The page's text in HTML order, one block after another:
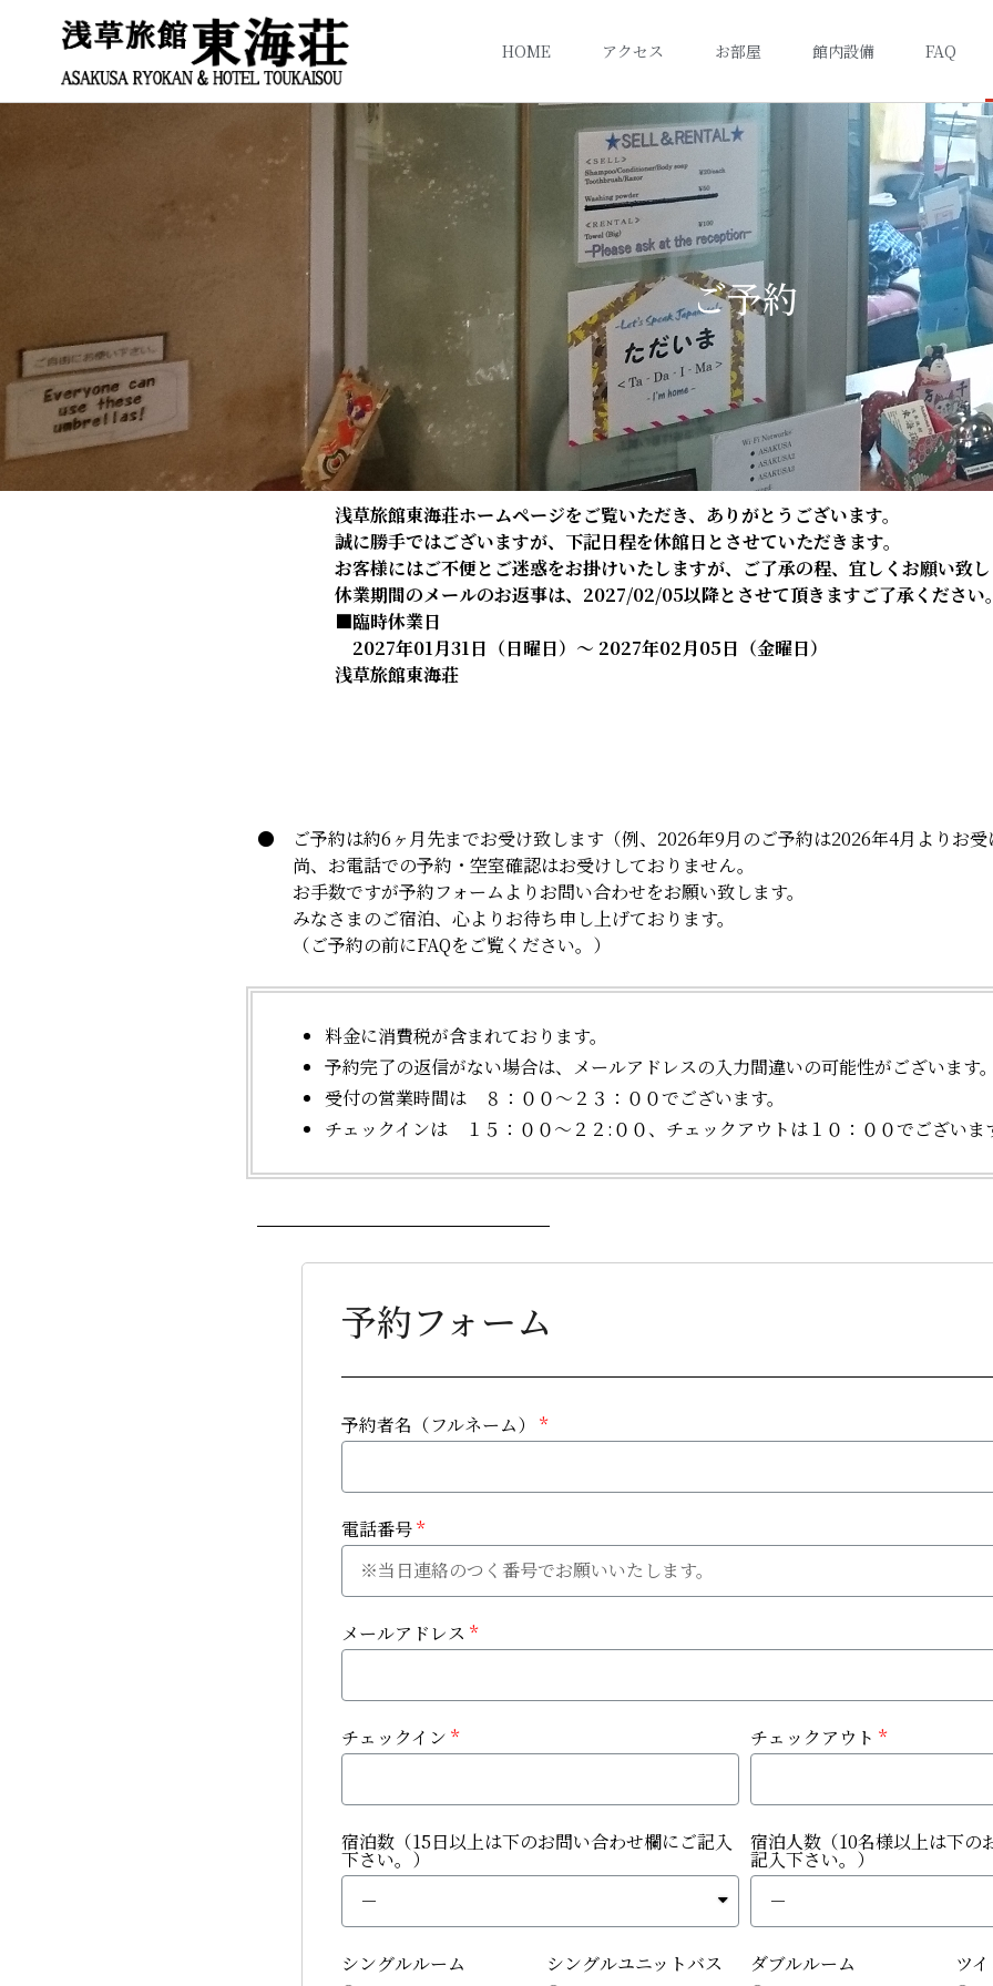
HOME アクセス お部屋 館内設備 FAQ
ご予約
浅草旅館東海荘ホームページをご覧いただき、ありがとうございます。
誠に勝手ではございますが、下記日程を休館日とさせていただきます。
お客様にはご不便とご迷惑をお掛けいたしますが、ご了承の程、宜しくお願い致
休業期間のメールのお返事は、2027/02/05以降とさせて頂きますご了承ください
■臨時休業日
2027年01月31日（日曜日）～ 2027年02月05日（金曜日）
浅草旅館東海荘
● ご予約は約6ヶ月先までお受け致します（例、2026年9月のご予約は2026年4月よりお受
尚、お電話での予約・空室確認はお受けしておりません。
お手数ですが予約フォームよりお問い合わせをお願い致します。
みなさまのご宿泊、心よりお待ち申し上げております。
（ご予約の前にFAQをご覧ください。）
料金に消費税が含まれております。
予約完了の返信がない場合は、メールアドレスの入力間違いの可能性がございます
受付の営業時間は ８：００～２３：００でございます。
チェックインは １５：００～２２:００、チェックアウトは１０：００でございま
予約フォーム
予約者名（フルネーム）
電話番号
メールアドレス
チェックイン チェックアウト
宿泊数（15日以上は下のお問い合わせ欄にご記入
下さい。）
宿泊人数（10名様以上は下の
記入下さい。）
シングルルーム
シングルユニットバス
ダブルルーム
ツ